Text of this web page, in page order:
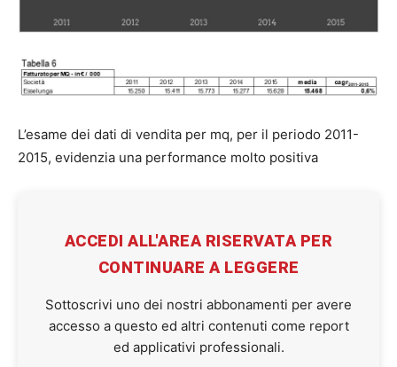
L’esame dei dati di vendita per mq, per il periodo 2011-
2015, evidenzia una performance molto positiva
ACCEDI ALL'AREA RISERVATA PER
CONTINUARE A LEGGERE
Sottoscrivi uno dei nostri abbonamenti per avere
accesso a questo ed altri contenuti come report
ed applicativi professionali.